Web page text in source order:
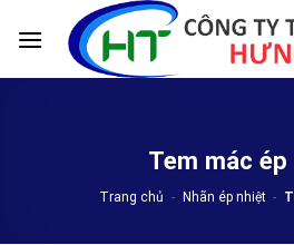
Tem mác
Trang chủ - Nhãn ép nhiệt -